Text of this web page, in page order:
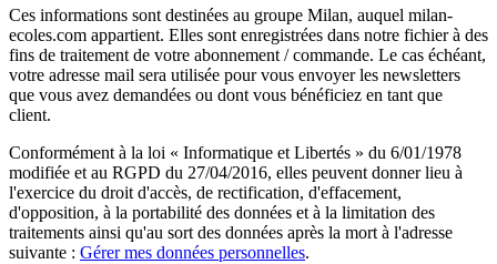
Ces informations sont destinées au groupe Milan, auquel milan-
ecoles.com appartient. Elles sont enregistrées dans notre fichier à des
fins de traitement de votre abonnement / commande. Le cas échéant,
votre adresse mail sera utilisée pour vous envoyer les newsletters
que vous avez demandées ou dont vous bénéficiez en tant que
client.
Conformément à la loi « Informatique et Libertés » du 6/01/1978
modifiée et au RGPD du 27/04/2016, elles peuvent donner lieu à
l'exercice du droit d'accès, de rectification, d'effacement,
d'opposition, à la portabilité des données et à la limitation des
traitements ainsi qu'au sort des données après la mort à l'adresse
suivante : Gérer mes données personnelles.